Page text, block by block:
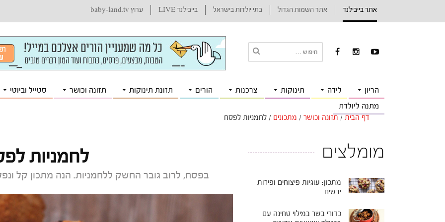
אתר בייבילנד אתר השמות הגדול בתי יולדות בישראל בייבילנד LIVE ערוץ baby-land.tv
הריון לידה תינוקות צרכנות הורים תזונת תינוקות תזונה וכושר סטייל וביוטי
מתנה ליולדת
דף הבית / תזונה וכושר / מתכונים / לחמניות לפסח
לחמניות
בפסח, לרוב גובר החשק ללחמניות. הנה מתכון קל
מומלצים
מתכון: עוגיות פיצוחים ופירות
יבשים
כדורי בשר במילוי טחינה עם